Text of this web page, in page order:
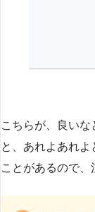
こちらが、良い
と、あれよあれよ
ことがあるので、